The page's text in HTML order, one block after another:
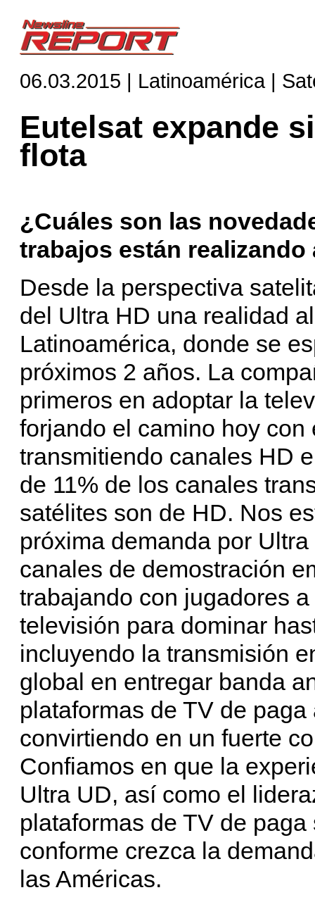
06.03.2015 | Latinoamérica |
Eutelsat expande
flota
¿Cuáles son las
trabajos están realizando
Desde la perspectiva
del Ultra HD una realidad
Latinoamérica, donde se
próximos 2 años. La
primeros en adoptar la
forjando el camino hoy
transmitiendo canales HD
de 11% de los canales
satélites son de HD. Nos
próxima demanda por
canales de demostración
trabajando con jugadores
televisión para dominar
incluyendo la transmisión
global en entregar banda
plataformas de TV de
convirtiendo en un fuerte
Confiamos en que la
Ultra UD, así como el
plataformas de TV de
conforme crezca la
las Américas.